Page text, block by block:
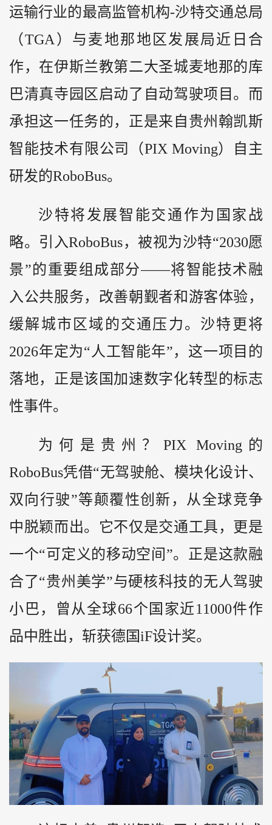
运输行业的最高监管机构-沙特交通总局
（TGA）与麦地那地区发展局近日合
作，在伊斯兰教第二大圣城麦地那的库
巴清真寺园区启动了自动驾驶项目。而
承担这一任务的，正是来自贵州翰凯斯
智能技术有限公司（PIX Moving）自主
研发的RoboBus。
沙特将发展智能交通作为国家战
略。引入RoboBus，被视为沙特“2030愿
景”的重要组成部分——将智能技术融
入公共服务，改善朝觐者和游客体验，
缓解城市区域的交通压力。沙特更将
2026年定为“人工智能年”，这一项目的
落地，正是该国加速数字化转型的标志
性事件。
为何是贵州？PIX Moving的
RoboBus凭借“无驾驶舱、模块化设计、
双向行驶”等颠覆性创新，从全球竞争
中脱颖而出。它不仅是交通工具，更是
一个“可定义的移动空间”。正是这款融
合了“贵州美学”与硬核科技的无人驾驶
小巴，曾从全球66个国家近11000件作
品中胜出，斩获德国iF设计奖。